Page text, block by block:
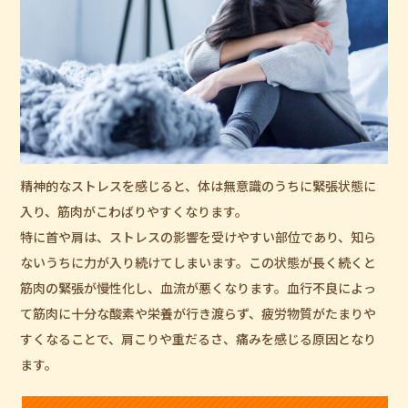
精神的なストレスを感じると、体は無意識のうちに緊張状態に
入り、筋肉がこわばりやすくなります。
特に首や肩は、ストレスの影響を受けやすい部位であり、知ら
ないうちに力が入り続けてしまいます。この状態が長く続くと
筋肉の緊張が慢性化し、血流が悪くなります。血行不良によっ
て筋肉に十分な酸素や栄養が行き渡らず、疲労物質がたまりや
すくなることで、肩こりや重だるさ、痛みを感じる原因となり
ます。